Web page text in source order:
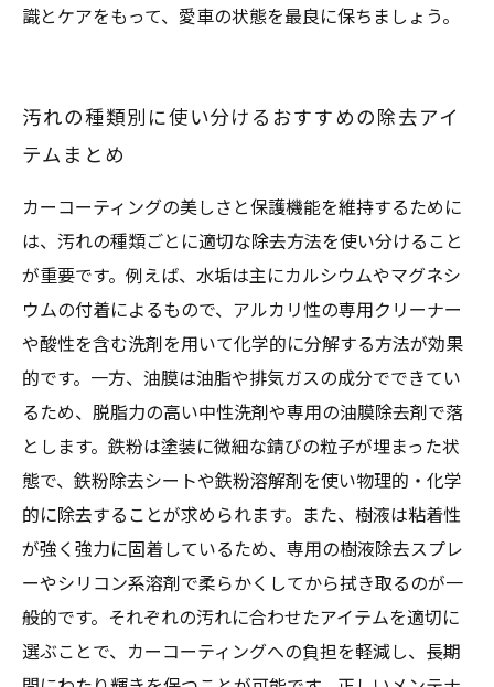
識とケアをもって、愛車の状態を最良に保ちましょう。
汚れの種類別に使い分けるおすすめの除去アイ
テムまとめ
カーコーティングの美しさと保護機能を維持するために
は、汚れの種類ごとに適切な除去方法を使い分けること
が重要です。例えば、水垢は主にカルシウムやマグネシ
ウムの付着によるもので、アルカリ性の専用クリーナー
や酸性を含む洗剤を用いて化学的に分解する方法が効果
的です。一方、油膜は油脂や排気ガスの成分でできてい
るため、脱脂力の高い中性洗剤や専用の油膜除去剤で落
とします。鉄粉は塗装に微細な錆びの粒子が埋まった状
態で、鉄粉除去シートや鉄粉溶解剤を使い物理的・化学
的に除去することが求められます。また、樹液は粘着性
が強く強力に固着しているため、専用の樹液除去スプレ
ーやシリコン系溶剤で柔らかくしてから拭き取るのが一
般的です。それぞれの汚れに合わせたアイテムを適切に
選ぶことで、カーコーティングへの負担を軽減し、長期